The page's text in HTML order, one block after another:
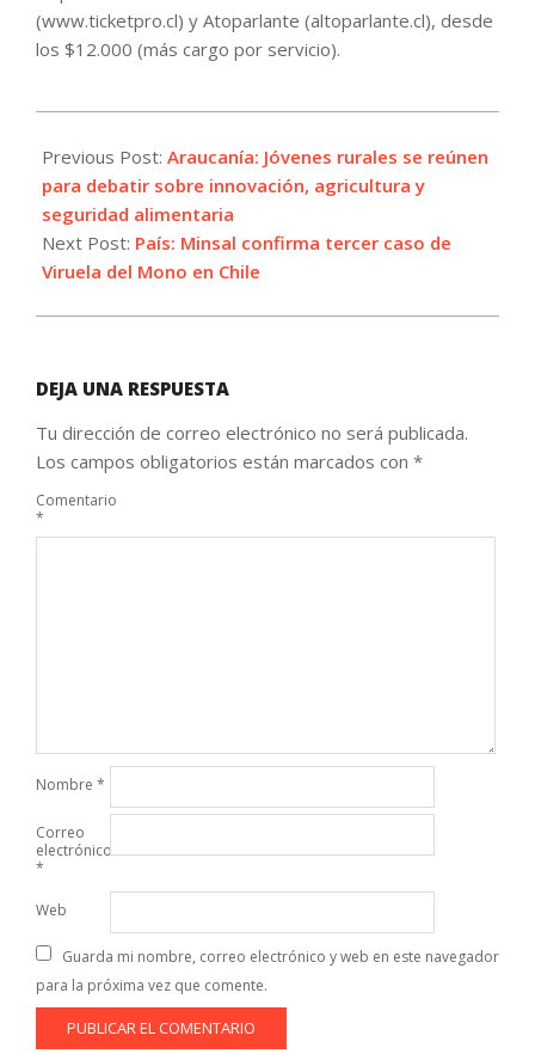
(www.ticketpro.cl) y Atoparlante (altoparlante.cl), desde
los $12.000 (más cargo por servicio).
06-
22
Previous Post: Araucanía: Jóvenes rurales se reúnen
para debatir sobre innovación, agricultura y
seguridad alimentaria
Next Post: País: Minsal confirma tercer caso de
Viruela del Mono en Chile
DEJA UNA RESPUESTA
Tu dirección de correo electrónico no será publicada.
Los campos obligatorios están marcados con *
Comentario
*
Nombre *
Correo
electrónico
*
Web
Guarda mi nombre, correo electrónico y web en este navegador
para la próxima vez que comente.